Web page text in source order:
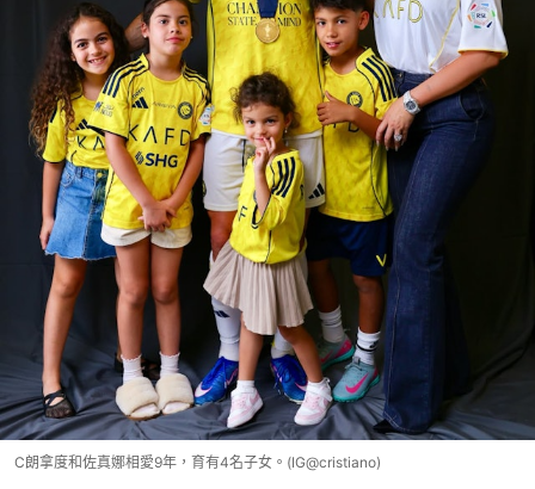
C朗拿度和佐真娜相愛9年，育有4名子女。(IG@cristiano)